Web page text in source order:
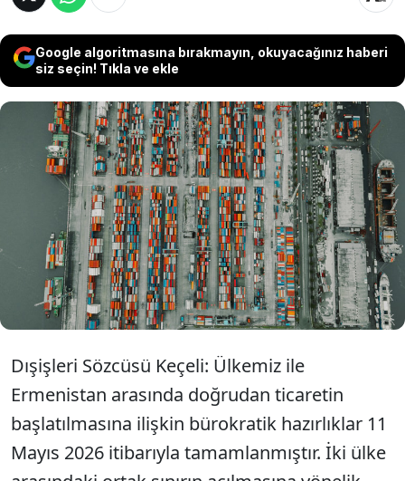
Google algoritmasına bırakmayın, okuyacağınız haberi
siz seçin! Tıkla ve ekle
Dışişleri Sözcüsü Öncü Keçeli: Ülkemiz ile
Ermenistan arasında doğrudan ticaretin
başlatılmasına ilişkin bürokratik hazırlıklar 11
Mayıs 2026 itibarıyla tamamlanmıştır. İki ülke
arasındaki ortak sınırın açılmasına yönelik
gerekli teknik ve bürokratik çalışmalar ise halen
devam etmektedir.
Dışişleri Sözcüsü Keçeli: Ülkemiz ile
Ermenistan arasında doğrudan ticaretin
başlatılmasına ilişkin bürokratik hazırlıklar 11
Mayıs 2026 itibarıyla tamamlanmıştır. İki ülke